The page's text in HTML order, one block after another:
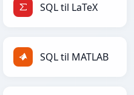
SQL til LaTeX
SQL til MATLAB